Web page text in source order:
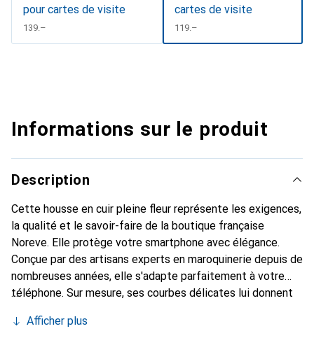
pour cartes de visite
CHF
139.–
cartes de visite
CHF
119.–
Informations sur le produit
Description
Cette housse en cuir pleine fleur représente les exigences,
la qualité et le savoir-faire de la boutique française
Noreve. Elle protège votre smartphone avec élégance.
Conçue par des artisans experts en maroquinerie depuis de
nombreuses années, elle s'adapte parfaitement à votre
téléphone. Sur mesure, ses courbes délicates lui donnent
et essentiel de votre smartphone. Reconnaître
Afficher plus